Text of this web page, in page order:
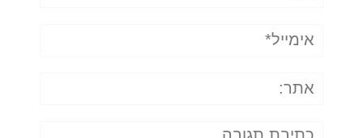
אימייל*
אתר:
תגובה